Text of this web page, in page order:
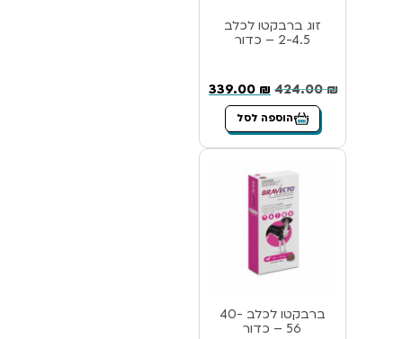
זוג ברבקטו לכלב
2-4.5 – כדור
424.00₪
339.00 ₪
הוספה לסל
ברבקטו לכלב 40-
56 – כדור